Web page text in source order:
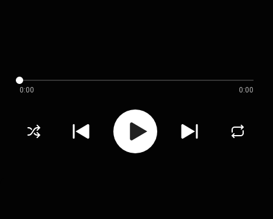
0:00 0:00